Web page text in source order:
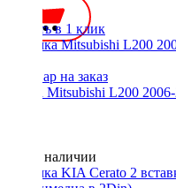
Купить в 1 клик
Рамка Mitsubishi L200
Нет в наличии